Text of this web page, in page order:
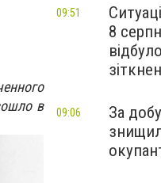
в
8
09:51
За
09:06